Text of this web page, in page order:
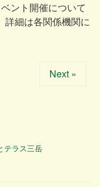
ント開催について
詳細は各関係機関に
Next »
ラス三岳